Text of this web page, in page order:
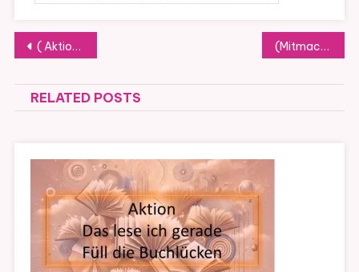
Beitragsnavigation
( Aktion) Füll die Buchlücken Samstags-Lücke #10 (Mitmach-Aktion) Kurzgeschichten zum Ausfüllen
RELATED POSTS